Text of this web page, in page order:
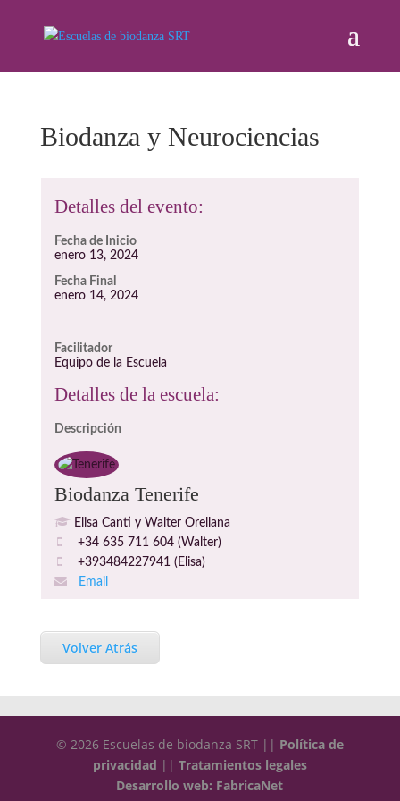
Biodanza y Neurociencias
Detalles del evento:
Fecha de Inicio
enero 13, 2024
Fecha Final
enero 14, 2024
Facilitador
Equipo de la Escuela
Detalles de la escuela:
Descripción
Biodanza Tenerife
Elisa Canti y Walter Orellana
+34 635 711 604 (Walter)
+393484227941 (Elisa)
Email
Volver Atrás
© 2026 Escuelas de biodanza SRT || Política de
privacidad || Tratamientos legales
Desarrollo web: FabricaNet